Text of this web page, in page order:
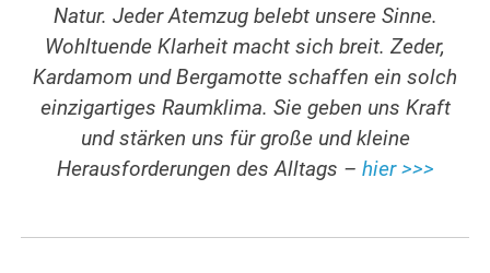
Natur. Jeder Atemzug belebt unsere Sinne.
Wohltuende Klarheit macht sich breit. Zeder,
Kardamom und Bergamotte schaffen ein solch
einzigartiges Raumklima. Sie geben uns Kraft
und stärken uns für große und kleine
Herausforderungen des Alltags – hier >>>